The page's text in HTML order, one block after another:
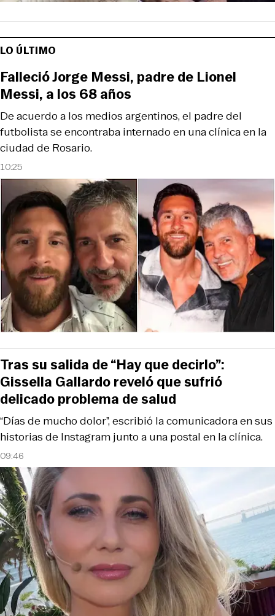
LO ÚLTIMO
10:25
De acuerdo a los medios argentinos, el padre del
futbolista se encontraba internado en una clínica en la
ciudad de Rosario.
Falleció Jorge Messi, padre de Lionel
Messi, a los 68 años
09:46
“Días de mucho dolor”, escribió la comunicadora en sus
historias de Instagram junto a una postal en la clínica.
Tras su salida de “Hay que decirlo”:
Gissella Gallardo reveló que sufrió
delicado problema de salud